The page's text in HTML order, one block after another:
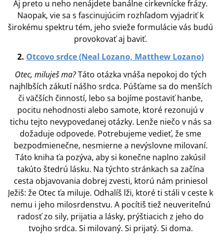
Aj preto u neho nenájdete banálne cirkevnícke frázy.
Naopak, vie sa s fascinujúcim rozhľadom vyjadriť k
širokému spektru tém, jeho svieže formulácie vás budú
provokovať aj baviť.
2. Otcovo srdce (Neal Lozano, Matthew Lozano)
Otec, miluješ ma?Táto otázka vnáša nepokoj do tých
najhlbších zákutí nášho srdca. Púšťame sa do menších
či väčších činností, lebo sa bojíme postaviť hanbe,
pocitu nehodnosti alebo samote, ktoré rezonujú v
tichu tejto nevypovedanej otázky. Lenže niečo v nás sa
dožaduje odpovede. Potrebujeme vedieť, že sme
bezpodmienečne, nesmierne a nevýslovne milovaní.
Táto kniha ťa pozýva, aby si konečne naplno zakúsil
takúto štedrú lásku. Na týchto stránkach sa začína
cesta objavovania dobrej zvesti, ktorú nám priniesol
Ježiš: že Otec ťa miluje. Odhalíš lži, ktoré ti stáli v ceste k
nemu i jeho milosrdenstvu. A pocítiš tiež neuveriteľnú
radosť zo sily, prijatia a lásky, prýštiacich z jeho do
tvojho srdca. Si milovaný. Si prijatý. Si doma.